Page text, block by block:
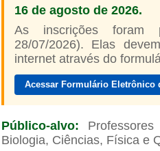
16 de agosto de 2026.
As inscrições foram
28/07/2026). Elas
internet através do
Acessar Formulário
Público-alvo:
Biologia, Ciências, Física e